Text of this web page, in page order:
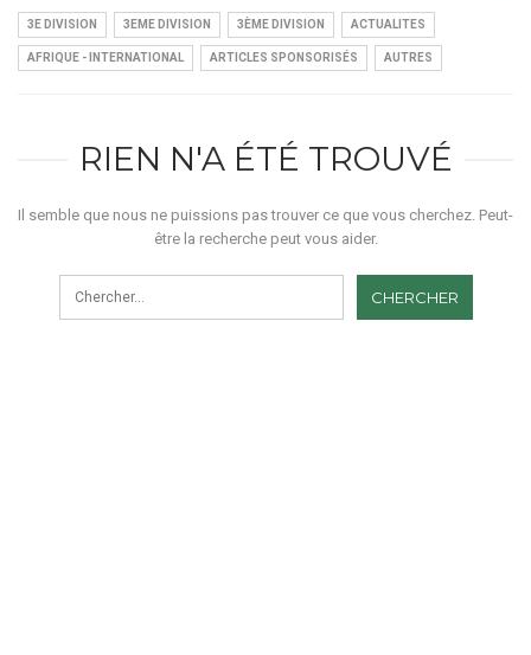
3E DIVISION 3EME DIVISION 3ÈME DIVISION ACTUALITES
AFRIQUE - INTERNATIONAL ARTICLES SPONSORISÉS AUTRES
RIEN N'A ÉTÉ TROUVÉ
Il semble que nous ne puissions pas trouver ce que vous cherchez. Peut-
être la recherche peut vous aider.